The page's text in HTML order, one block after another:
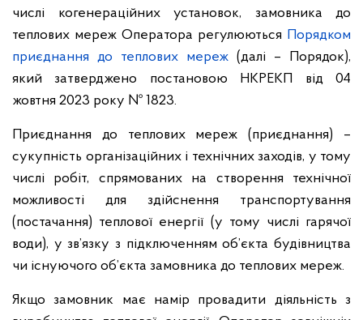
числі когенераційних установок, замовника до
теплових мереж Оператора регулюються Порядком
приєднання до теплових мереж (далі – Порядок),
який затверджено постановою НКРЕКП від 04
жовтня 2023 року № 1823.
Приєднання до теплових мереж (приєднання) –
сукупність організаційних і технічних заходів, у тому
числі робіт, спрямованих на створення технічної
можливості для здійснення транспортування
(постачання) теплової енергії (у тому числі гарячої
води), у зв’язку з підключенням об’єкта будівництва
чи існуючого об’єкта замовника до теплових мереж.
Якщо замовник має намір провадити діяльність з